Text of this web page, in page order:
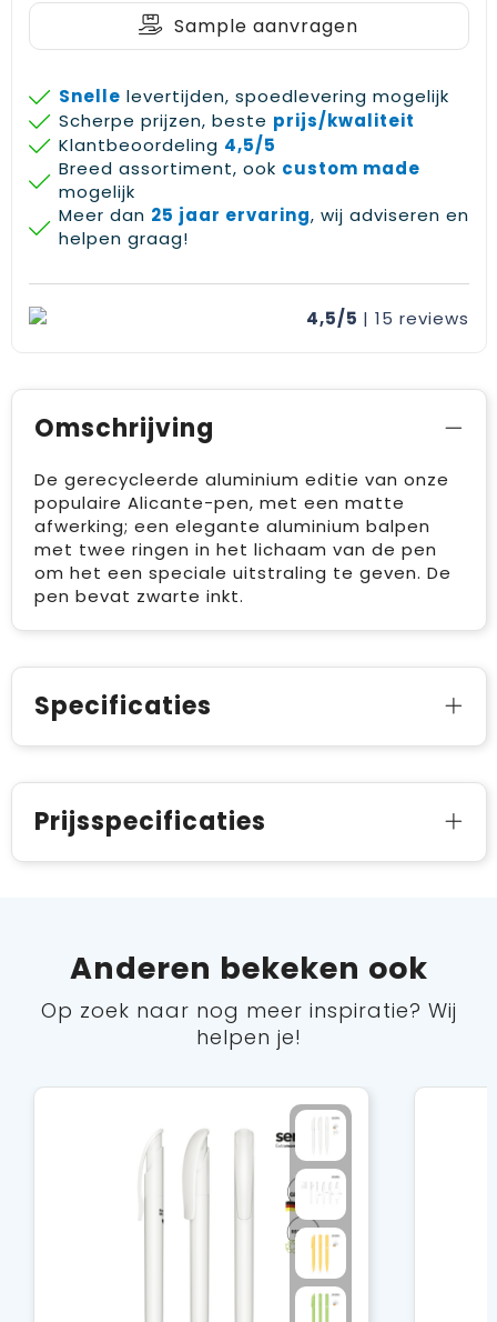
Sample aanvragen
Snelle levertijden, spoedlevering mogelijk
Scherpe prijzen, beste prijs/kwaliteit
Klantbeoordeling 4,5/5
Breed assortiment, ook custom made
mogelijk
Meer dan 25 jaar ervaring, wij adviseren en
helpen graag!
4,5/5 | 15 reviews
Omschrijving
De gerecycleerde aluminium editie van onze
populaire Alicante-pen, met een matte
afwerking; een elegante aluminium balpen
met twee ringen in het lichaam van de pen
om het een speciale uitstraling te geven. De
pen bevat zwarte inkt.
Specificaties
Prijsspecificaties
Anderen bekeken ook
Op zoek naar nog meer inspiratie? Wij
helpen je!